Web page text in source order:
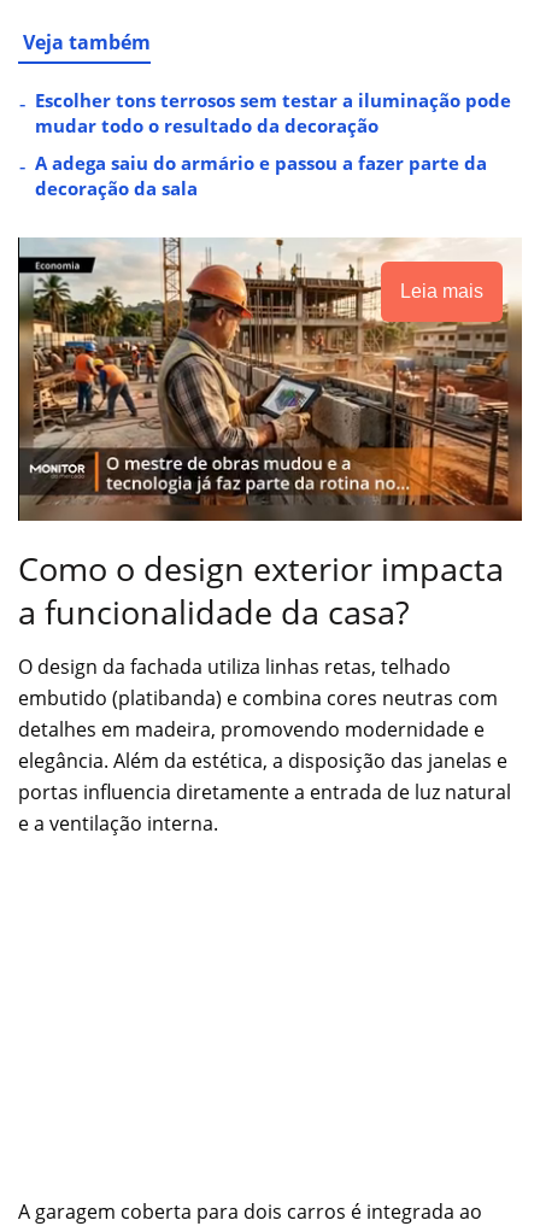
Veja também
Escolher tons terrosos sem testar a iluminação pode
mudar todo o resultado da decoração
A adega saiu do armário e passou a fazer parte da
decoração da sala
Leia mais
Como o design exterior impacta
a funcionalidade da casa?
O design da fachada utiliza linhas retas, telhado
embutido (platibanda) e combina cores neutras com
detalhes em madeira, promovendo modernidade e
elegância. Além da estética, a disposição das janelas e
portas influencia diretamente a entrada de luz natural
e a ventilação interna.
A garagem coberta para dois carros é integrada ao